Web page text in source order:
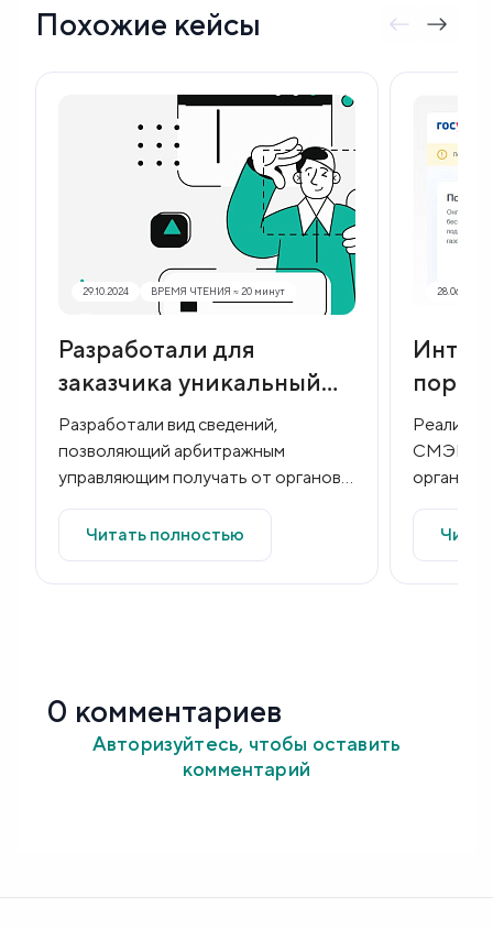
Похожие кейсы
29.10.2024 ВРЕМЯ ЧТЕНИЯ ≈ 20 минут
Разработали для
заказчика уникальный
вид сведений и
добавили его в СМЭВ
Разработали вид сведений,
позволяющий арбитражным
управляющим получать от органов
власти и местного самоуправления
информацию о наличии у должника и
и...
Читать полностью
28.06.2024
базе
СМЭВ
ЕПГУ.
0 комментариев
Авторизуйтесь, чтобы оставить
комментарий